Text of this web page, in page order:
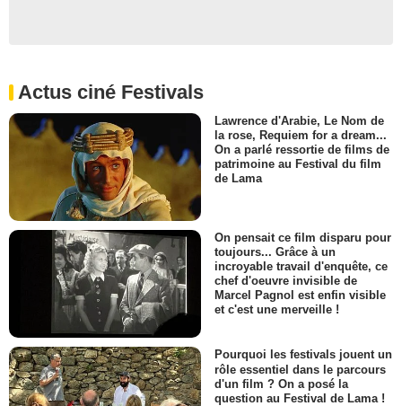
Actus ciné Festivals
Lawrence d'Arabie, Le Nom de
la rose, Requiem for a dream...
On a parlé ressortie de films de
patrimoine au Festival du film
de Lama
On pensait ce film disparu pour
toujours... Grâce à un
incroyable travail d'enquête, ce
chef d'oeuvre invisible de
Marcel Pagnol est enfin visible
et c'est une merveille !
Pourquoi les festivals jouent un
rôle essentiel dans le parcours
d'un film ? On a posé la
question au Festival de Lama !